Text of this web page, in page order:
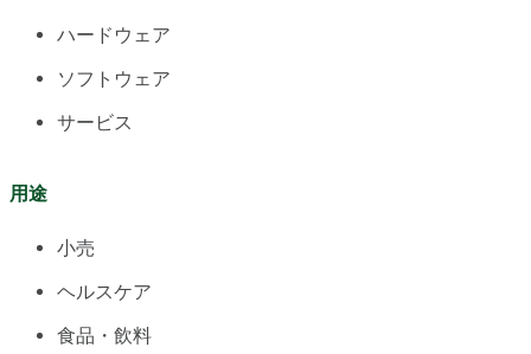
ハードウェア
ソフトウェア
サービス
用途
小売
ヘルスケア
食品・飲料